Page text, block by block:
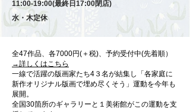
11:00-19:00(最終日17:00閉店)
水・木定休
全47作品、各7000円(＋税)、予約受付中(先着順）
→詳しくはこちら
一線で活躍の版画家たち4３名が結集し「各家庭に
新作オリジナル版画で埋め尽くそう」運動を今年も
展開。
全国30箇所のギャラリーと１美術館がこの運動を支